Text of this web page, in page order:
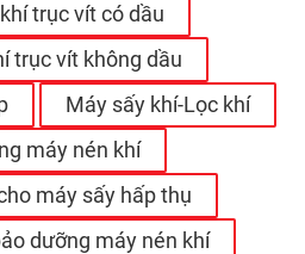
trục vít có dầu
trục vít không dầu
Máy sấy khí-Lọc khí
máy nén khí
máy sấy hấp thụ
dưỡng máy nén khí